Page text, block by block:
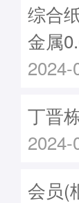
综合
金属
2024-
丁晋
2024-
会员(